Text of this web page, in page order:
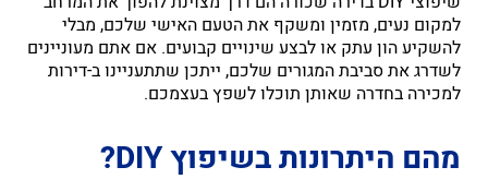
למקום נעים, מזמין ומשקף את הטעם האישי שלכם, מבלי
להשקיע הון עתק או לבצע שינויים קבועים. אם אתם מעוניינים
לשדרג את סביבת המגורים שלכם, ייתכן שתתעניינו ב-דירות
למכירה בחדרה שאותן תוכלו לשפץ בעצמכם.
מהם היתרונות בשיפוץ DIY?